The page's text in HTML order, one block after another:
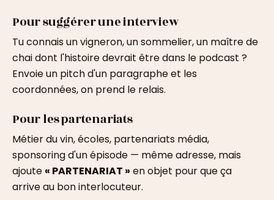
Pour suggérer une interview
Tu connais un vigneron, un sommelier, un maître de
chai dont l'histoire devrait être dans le podcast ?
Envoie un pitch d'un paragraphe et les
coordonnées, on prend le relais.
Pour les partenariats
Métier du vin, écoles, partenariats média,
sponsoring d'un épisode — même adresse, mais
ajoute « PARTENARIAT » en objet pour que ça
arrive au bon interlocuteur.